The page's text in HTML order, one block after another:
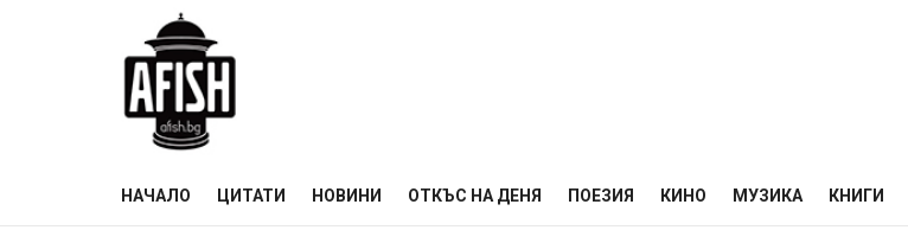
НАЧАЛО ЦИТАТИ НОВИНИ ОТКЪС НА ДЕНЯ ПОЕЗИЯ КИНО МУЗИКА КНИГИ